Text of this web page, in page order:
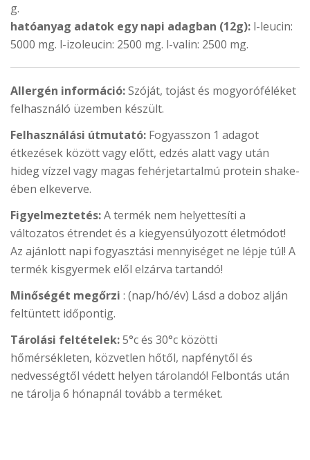
g.
hatóanyag adatok egy napi adagban (12g): l-leucin:
5000 mg. l-izoleucin: 2500 mg. l-valin: 2500 mg.
Allergén információ:Szóját, tojást és mogyoróféléket
felhasználó üzemben készült.
Felhasználási útmutató: Fogyasszon 1 adagot
étkezések között vagy előtt, edzés alatt vagy után
hideg vízzel vagy magas fehérjetartalmú protein shake-
ében elkeverve.
Figyelmeztetés:A termék nem helyettesíti a
változatos étrendet és a kiegyensúlyozott életmódot!
Az ajánlott napi fogyasztási mennyiséget ne lépje túl! A
termék kisgyermek elől elzárva tartandó!
Minőségét megőrzi : (nap/hó/év) Lásd a doboz alján
feltüntett időpontig.
Tárolási feltételek:5°c és 30°c közötti
hőmérsékleten, közvetlen hőtől, napfénytől és
nedvességtől védett helyen tárolandó! Felbontás után
ne tárolja 6 hónapnál tovább a terméket.